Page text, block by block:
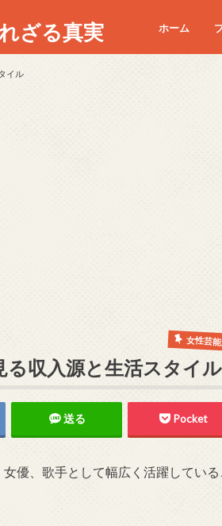
ざる真実 ホーム
イル
女性芸能
る収入源と生活スタイル
送る Pocket
優、歌手として幅広く活躍している